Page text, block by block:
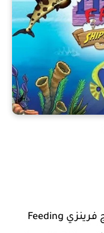
تحميل لعبة السمكة الشقية فيدينج فرينزي Feeding